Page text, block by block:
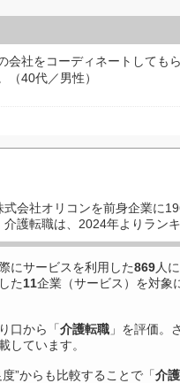
会社をコーディネートしても
（40代／男性）
会社オリコンを前身企業に
護転職は、2024年よりラン
にサービスを利用した869人
た11企業（サービス）を対象
口から「介護転職 」を評価。
しています。
”からも比較することで「介